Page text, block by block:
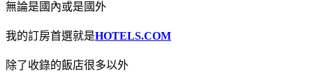
無論是國內或是國外
我的訂房首選就是HOTELS.COM
除了收錄的飯店很多以外